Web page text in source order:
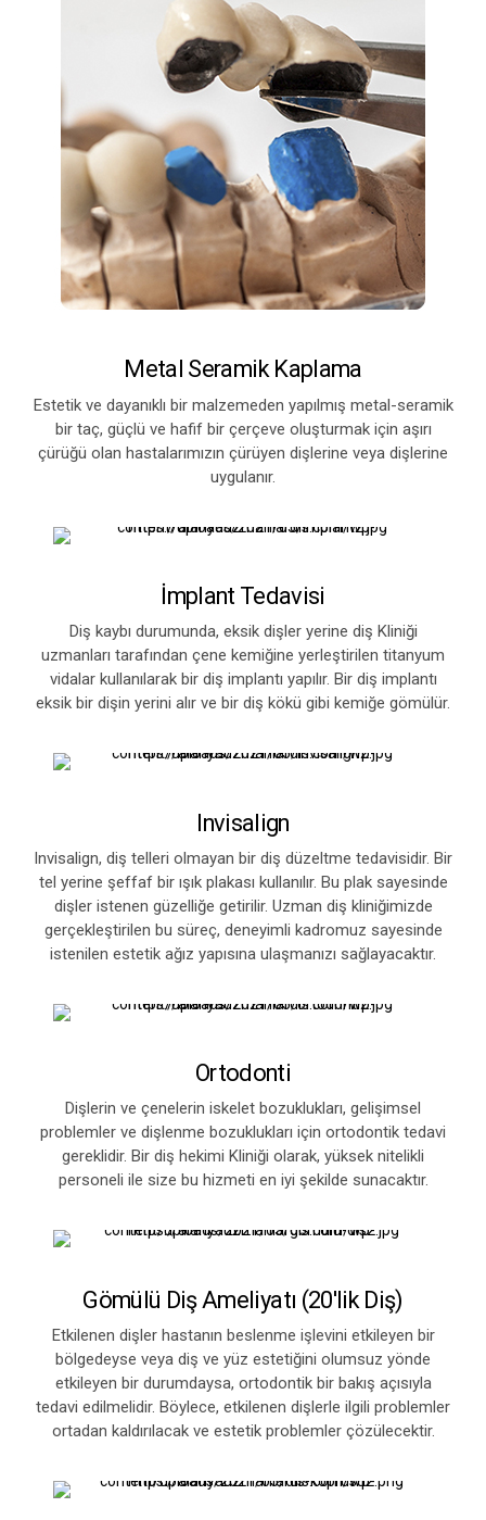
Metal Seramik Kaplama
Estetik ve dayanıklı bir malzemeden yapılmış metal-seramik
bir taç, güçlü ve hafif bir çerçeve oluşturmak için aşırı
çürüğü olan hastalarımızın çürüyen dişlerine veya dişlerine
uygulanır.
İmplant Tedavisi
Diş kaybı durumunda, eksik dişler yerine diş Kliniği
uzmanları tarafından çene kemiğine yerleştirilen titanyum
vidalar kullanılarak bir diş implantı yapılır. Bir diş implantı
eksik bir dişin yerini alır ve bir diş kökü gibi kemiğe gömülür.
Invisalign
Invisalign, diş telleri olmayan bir diş düzeltme tedavisidir. Bir
tel yerine şeffaf bir ışık plakası kullanılır. Bu plak sayesinde
dişler istenen güzelliğe getirilir. Uzman diş kliniğimizde
gerçekleştirilen bu süreç, deneyimli kadromuz sayesinde
istenilen estetik ağız yapısına ulaşmanızı sağlayacaktır.
Ortodonti
Dişlerin ve çenelerin iskelet bozuklukları, gelişimsel
problemler ve dişlenme bozuklukları için ortodontik tedavi
gereklidir. Bir diş hekimi Kliniği olarak, yüksek nitelikli
personeli ile size bu hizmeti en iyi şekilde sunacaktır.
Gömülü Diş Ameliyatı (20'lik Diş)
Etkilenen dişler hastanın beslenme işlevini etkileyen bir
bölgedeyse veya diş ve yüz estetiğini olumsuz yönde
etkileyen bir durumdaysa, ortodontik bir bakış açısıyla
tedavi edilmelidir. Böylece, etkilenen dişlerle ilgili problemler
ortadan kaldırılacak ve estetik problemler çözülecektir.